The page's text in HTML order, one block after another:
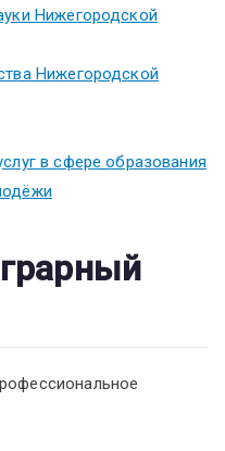
Нижегородской
Нижегородской
в сфере образования